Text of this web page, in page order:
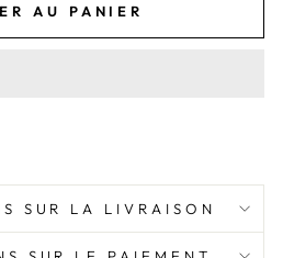
AU PANIER
SUR LA LIVRAISON